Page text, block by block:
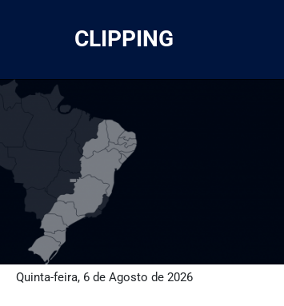
CLIPPING
Quinta-feira, 6 de Agosto de 2026